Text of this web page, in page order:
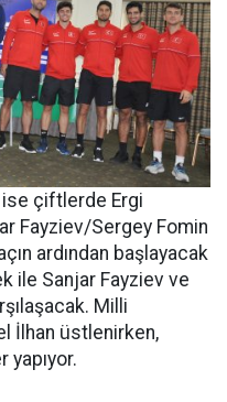
çiftlerde Ergi
Fayziev/Sergey Fomin
ardından başlayacak
ile Sanjar Fayziev ve
Milli
İlhan üstlenirken,
yapıyor.